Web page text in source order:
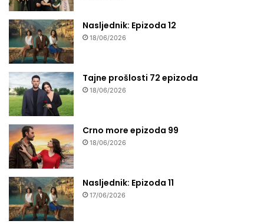
Nasljednik: Epizoda 12
18/06/2026
Tajne prošlosti 72 epizoda
18/06/2026
Crno more epizoda 99
18/06/2026
Nasljednik: Epizoda 11
17/06/2026